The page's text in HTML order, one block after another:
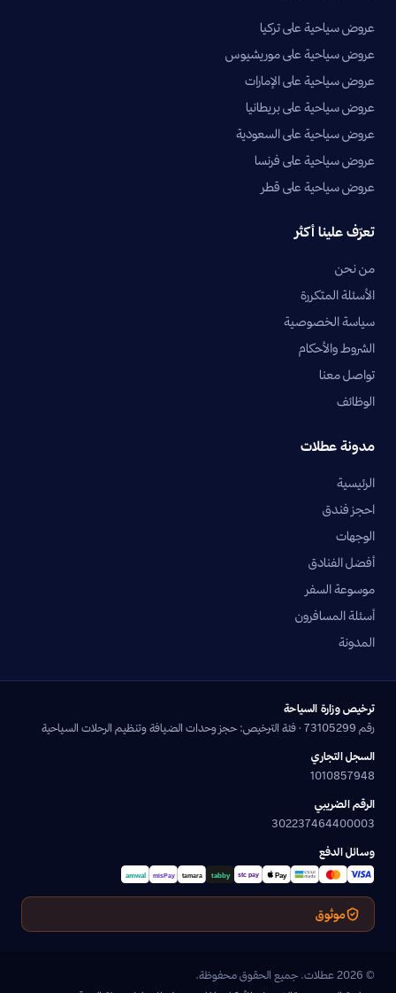
عروض سياحية على تركيا
عروض سياحية على موريشيوس
عروض سياحية على الإمارات
عروض سياحية على بريطانيا
عروض سياحية على السعودية
عروض سياحية على فرنسا
عروض سياحية على قطر
تعرّف علينا أكثر
من نحن
الأسئلة المتكررة
سياسة الخصوصية
الشروط والأحكام
تواصل معنا
الوظائف
مدونة عطلات
الرئيسية
احجز فندق
الوجهات
أفضل الفنادق
موسوعة السفر
أسئلة المسافرون
المدونة
ترخيص وزارة السياحة
رقم 73105299 · فئة الترخيص: حجز وحدات الضيافة وتنظيم الرحلات السياحية
السجل التجاري
1010857948
الرقم الضريبي
302237464400003
وسائل الدفع
موثوق
© 2026 عطلات. جميع الحقوق محفوظة.